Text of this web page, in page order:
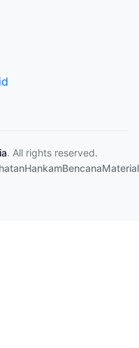
. All rights reserved.
HankamBencanaMaterial